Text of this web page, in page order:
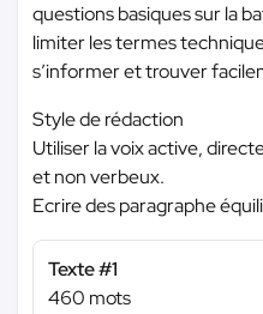
questions basiques sur la
limiter les termes
s’informer et trouver
Style de rédaction
Utiliser la voix active,
et non verbeux.
Ecrire des paragraphe
Texte #1
460 mots